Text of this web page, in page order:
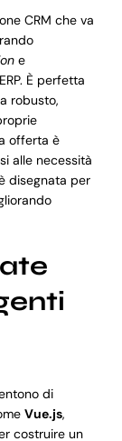
CRM che va
e
È perfetta
robusto,
offerta è
alle necessità
disegnata per
di
Vue.js,
costruire un